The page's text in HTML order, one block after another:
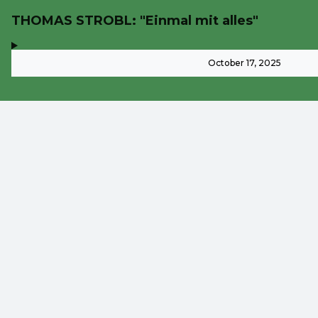
THOMAS STROBL: "Einmal mit alles"
October 17, 2025